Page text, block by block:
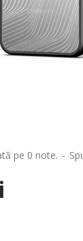
pe 0 note. -